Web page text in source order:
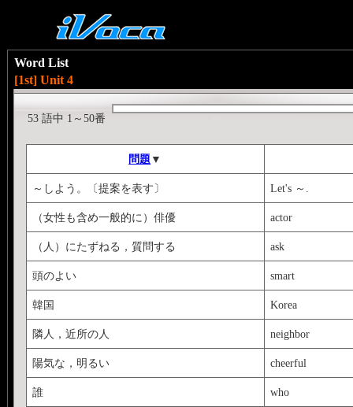
Word List
[1st] Unit 4
53 語中 1～50番
問題 ▼
～しよう。〔提案を表す〕 Let's ～.
（女性も含め一般的に）俳優 actor
（人）にたずねる，質問する ask
頭のよい smart
韓国 Korea
隣人，近所の人 neighbor
陽気な，明るい cheerful
誰 who